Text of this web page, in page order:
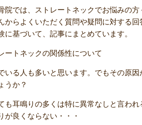
院では、ストレートネックでお悩みの
からよくいただく質問や疑問に対する回
に基づいて、記事にまとめています。
ートネックの関係性について
いる人も多いと思います。でもその原
うか？
も耳鳴りの多くは特に異常なしと言わ
が良くならない・・・